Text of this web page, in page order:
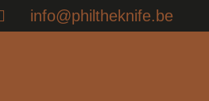
info@philtheknife.be